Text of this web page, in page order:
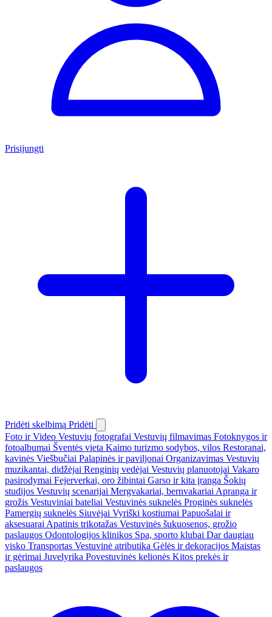
Prisijungti
Pridėti skelbimą Pridėti
Foto ir Video Vestuvių fotografai Vestuvių filmavimas Fotoknygos ir
fotoalbumai Šventės vieta Kaimo turizmo sodybos, vilos Restoranai,
kavinės Viešbučiai Palapinės ir paviljonai Organizavimas Vestuvių
muzikantai, didžėjai Renginių vedėjai Vestuvių planuotojai Vakaro
pasirodymai Fejerverkai, oro žibintai Garso ir kita įranga Šokių
studijos Vestuvių scenarijai Mergvakariai, bernvakariai Apranga ir
grožis Vestuviniai bateliai Vestuvinės suknelės Proginės suknelės
Pamergių suknelės Siuvėjai Vyriški kostiumai Papuošalai ir
aksesuarai Apatinis trikotažas Vestuvinės šukuosenos, grožio
paslaugos Odontologijos klinikos Spa, sporto klubai Dar daugiau
visko Transportas Vestuvinė atributika Gėlės ir dekoracijos Maistas
ir gėrimai Juvelyrika Povestuvinės kelionės Kitos prekės ir
paslaugos